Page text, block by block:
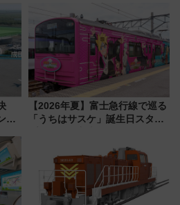
年祭にそうにゃん＆DB.スター
マンが登場
タ
結
【2026年夏】富士急行線で巡る
「うちはサスケ」誕生日スタン
定グルメ＆グッズ徹底ガイド